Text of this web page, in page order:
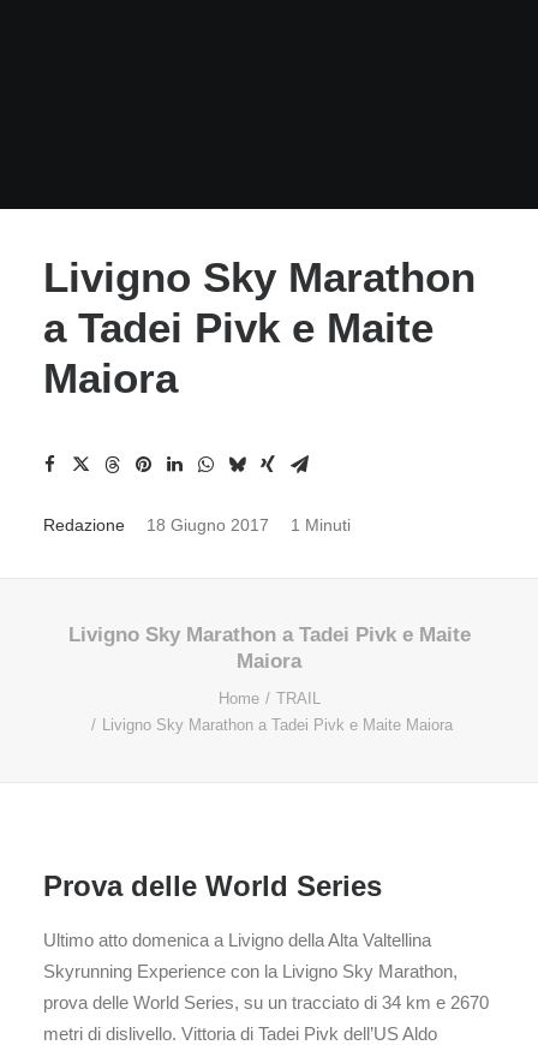
Livigno Sky Marathon
a Tadei Pivk e Maite
Maiora
Redazione 18 Giugno 2017 1 Minuti
Livigno Sky Marathon a Tadei Pivk e Maite
Maiora
Home
TRAIL
Livigno Sky Marathon a Tadei Pivk e Maite Maiora
Prova delle World Series
Ultimo atto domenica a Livigno della Alta Valtellina
Skyrunning Experience con la Livigno Sky Marathon,
prova delle World Series, su un tracciato di 34 km e 2670
metri di dislivello. Vittoria di Tadei Pivk dell’US Aldo